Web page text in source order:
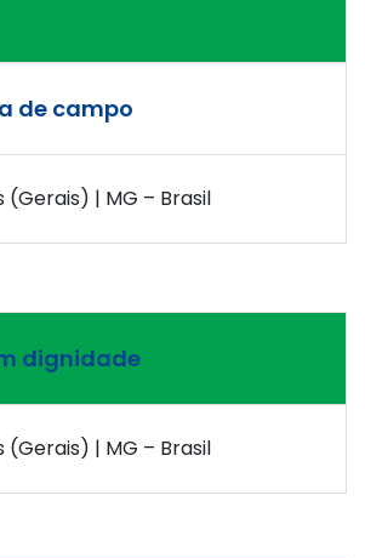
de campo
(Gerais) | MG – Brasil
dignidade
(Gerais) | MG – Brasil